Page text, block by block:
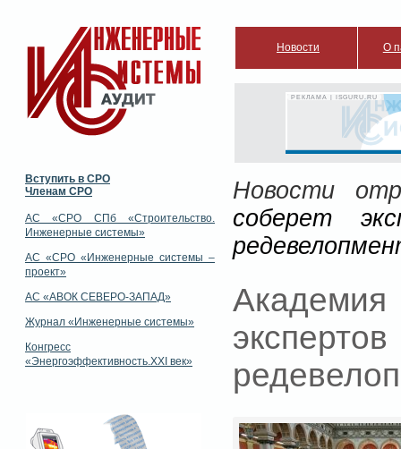
Новости О
РЕКЛАМА | ISGURU.RU
Вступить в СРО
Членам СРО
АС «СРО СПб «Строительство.
Инженерные системы»
АС «СРО «Инженерные системы –
проект»
АС «АВОК СЕВЕРО-ЗАПАД»
Журнал «Инженерные системы»
Конгресс
«Энергоэффективность.XXI век»
Новости
соберет